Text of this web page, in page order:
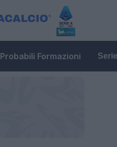
Probabili Formazioni